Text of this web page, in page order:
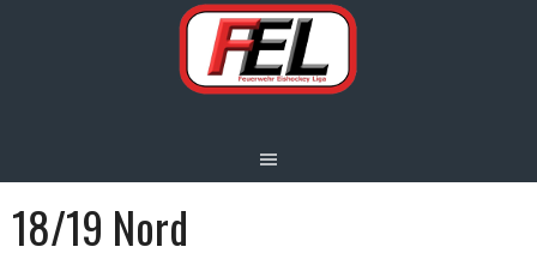
18/19 Nord